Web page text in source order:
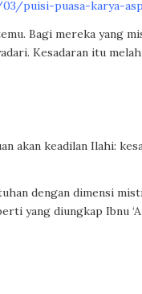
puisi-puasa-karya-
Bagi mereka yang
Kesadaran itu
akan keadilan Ilahi:
dengan dimensi
yang diungkap Ibnu